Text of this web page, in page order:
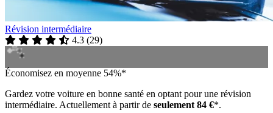
Révision intermédiaire
4.3 (29)
Économisez en moyenne 54%*
Gardez votre voiture en bonne santé en optant pour une révision
intermédiaire. Actuellement à partir de seulement 84 €*.